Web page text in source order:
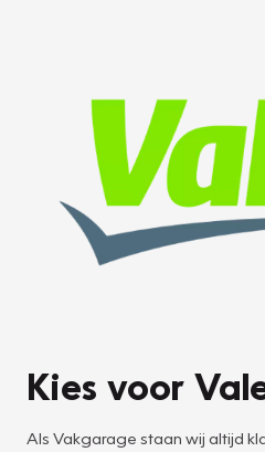
Kies voor
Als Vakgarage staan wij altijd